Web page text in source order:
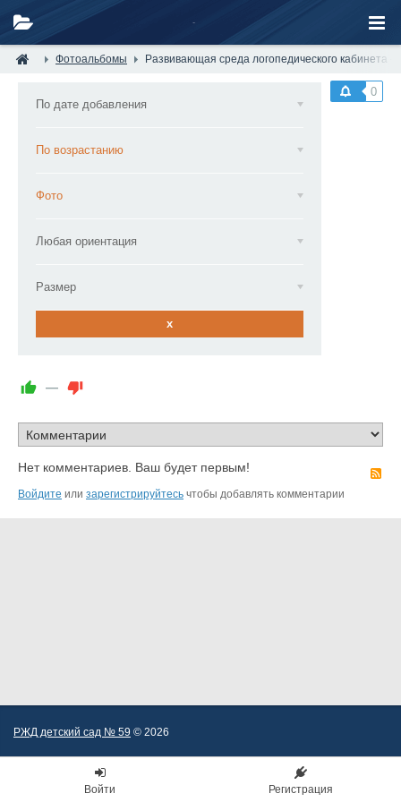
Фотоальбомы Развивающая среда логопедического кабинета
0
По дате добавления
По возрастанию
Фото
Любая ориентация
Размер
x
—
Нет комментариев. Ваш будет первым!
Войдите или зарегистрируйтесь чтобы добавлять комментарии
РЖД детский сад № 59 © 2026
Войти Регистрация